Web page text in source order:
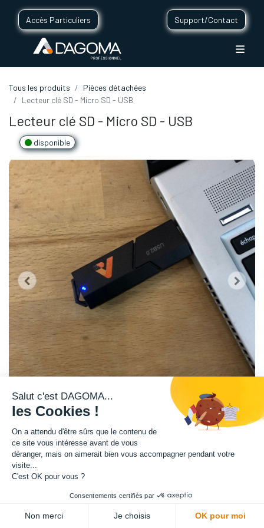
Accès Particuliers Support/Contact
Tous les produits
Pièces détachées
Lecteur clé SD - Micro SD - USB
Lecteur clé SD - Micro SD - USB
disponible
Carte SD non fournie
4,08€ HT
03 : 14 : 09 : 05
Salut c'est DAGOMA...
les Cookies !
On a attendu d'être sûrs que le contenu de
ce site vous intéresse avant de vous
déranger, mais on aimerait bien vous accompagner pendant votre
visite...
C'est OK pour vous ?
Consentements certifiés par
Non merci Je choisis OK pour moi